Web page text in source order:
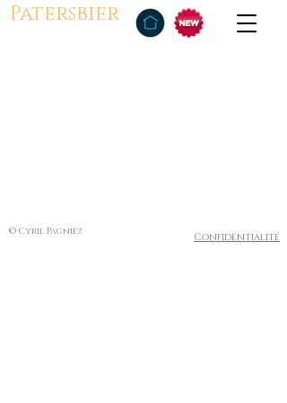
Patersbier
© Cyril Pagniez Confidentialité